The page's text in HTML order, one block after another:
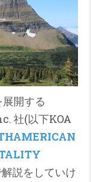
開する
社(以下KOA
説をしていけ